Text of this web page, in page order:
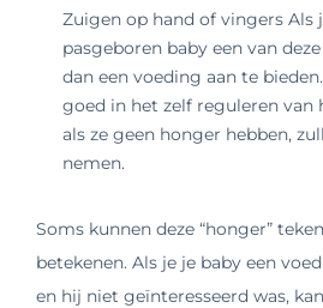
Zuigen op hand of vingers Als
pasgeboren baby een van
dan een voeding aan te
goed in het zelf reguleren van
als ze geen honger hebben,
nemen.
Soms kunnen deze “honger”
betekenen. Als je je baby een
en hij niet geïnteresseerd was,